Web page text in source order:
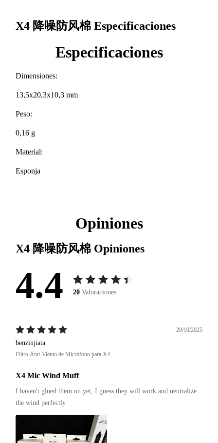
X4 降噪防风棉 Especificaciones
Especificaciones
Dimensiones:
13,5x20,3x10,3 mm
Peso:
0,16 g
Material:
Esponja
Opiniones
X4 降噪防风棉 Opiniones
4.4 20 Valoraciones
29/10/2025
benzinjiata
Filtro Anti-Viento de Micrófono para X4
X4 Mic Wind Muff
I haven't glued them on yet, I guess they will work and neutralize
the wind perfectly